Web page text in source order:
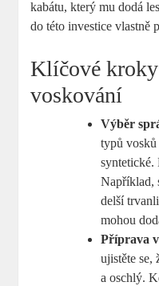
kabátu, který mu dodá
do této investice vlastně
Klíčové kroky
voskování
Výběr
typů vosků
Například,
delší
mohou
Příprava
ujistěte se,
a oschlý.